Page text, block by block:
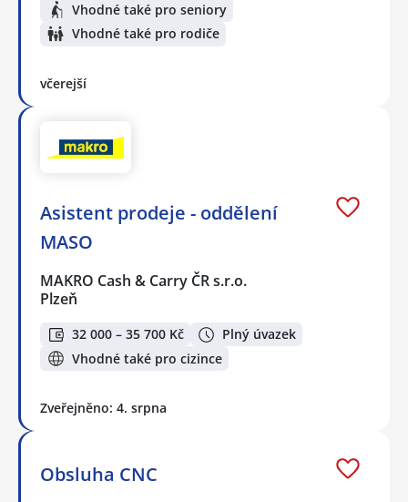
Vhodné také pro seniory
Vhodné také pro rodiče
včerejší
Asistent prodeje - oddělení
MASO
MAKRO Cash & Carry ČR s.r.o.
Plzeň
32 000 – 35 700 Kč
Plný úvazek
Vhodné také pro cizince
Zveřejněno: 4. srpna
Obsluha CNC